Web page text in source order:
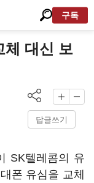
구독
체 대신 보
답글쓰기
SK텔레콤의 유
폰 유심을 교체